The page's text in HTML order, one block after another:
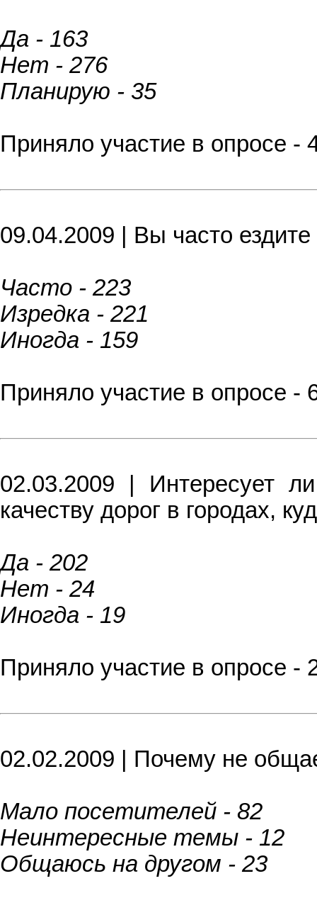
Да - 163
Нет - 276
Планирую - 35
Приняло участие в опросе -
09.04.2009 | Вы часто
Часто - 223
Изредка - 221
Иногда - 159
Приняло участие в опросе -
02.03.2009 | Интересует
качеству дорог в городах,
Да - 202
Нет - 24
Иногда - 19
Приняло участие в опросе -
02.02.2009 | Почему не
Мало посетителей - 82
Неинтересные темы - 12
Общаюсь на другом - 23